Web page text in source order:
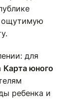
ощутимую
для
Карта юного
ребенка и